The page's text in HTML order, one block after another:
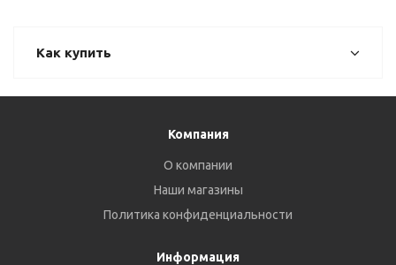
Как купить
Компания
О компании
Наши магазины
Политика конфиденциальности
Информация